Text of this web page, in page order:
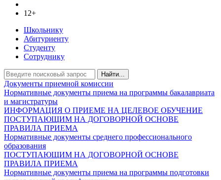
12+
Школьнику
Абитуриенту
Студенту
Сотруднику
Найти...
Документы приемной комиссии
Нормативные документы приема на программы бакалавриата
и магистратуры
ИНФОРМАЦИЯ О ПРИЕМЕ НА ЦЕЛЕВОЕ ОБУЧЕНИЕ
ПОСТУПАЮЩИМ НА ДОГОВОРНОЙ ОСНОВЕ
ПРАВИЛА ПРИЕМА
Нормативные документы среднего профессионального
образования
ПОСТУПАЮЩИМ НА ДОГОВОРНОЙ ОСНОВЕ
ПРАВИЛА ПРИЕМА
Нормативные документы приема на программы подготовки